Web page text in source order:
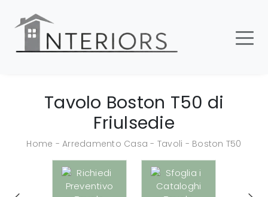
Tavolo Boston T50 di
Friulsedie
Home -Arredamento Casa - Tavoli - Boston T50